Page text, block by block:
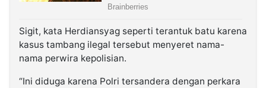
Sigit, kata Herdiansyag seperti terantuk batu karena
kasus tambang ilegal tersebut menyeret nama-
nama perwira kepolisian.
“Ini diduga karena Polri tersandera dengan perkara